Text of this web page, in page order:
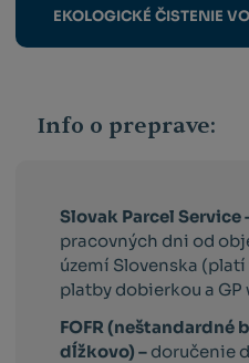
EKOLOGICKÉ ČISTENIE
Info o preprave:
Slovak Parcel Service
pracovných dni od
území Slovenska
platby dobierkou a GP
FOFR (neštandardné
dĺžkovo) – doručenie